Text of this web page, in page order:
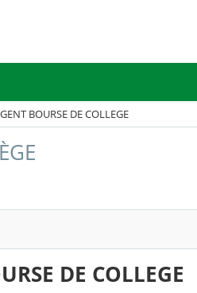
BOURSE DE COLLEGE
DE COLLEGE